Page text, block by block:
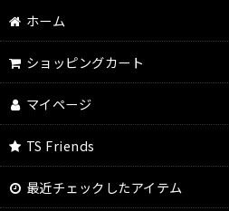
ホーム
ショッピングカート
マイページ
TS Friends
最近チェックしたアイテム